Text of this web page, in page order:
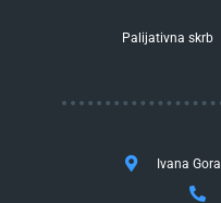
Palijativna skrb
Ivana